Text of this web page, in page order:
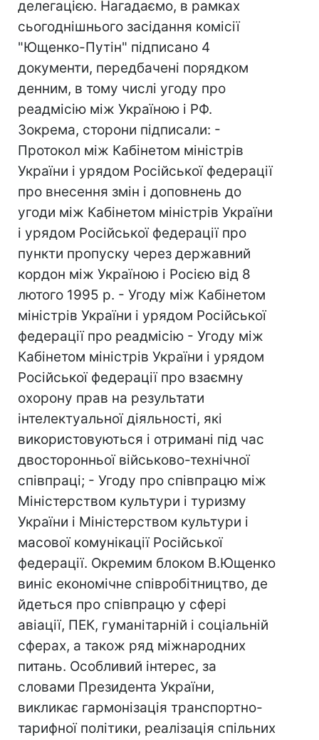
делегацією. Нагадаємо, в рамках
сьогоднішнього засідання комісії
"Ющенко-Путін" підписано 4
документи, передбачені порядком
денним, в тому числі угоду про
реадмісію між Україною і РФ.
Зокрема, сторони підписали: -
Протокол між Кабінетом міністрів
України і урядом Російської федерації
про внесення змін і доповнень до
угоди між Кабінетом міністрів України
і урядом Російської федерації про
пункти пропуску через державний
кордон між Україною і Росією від 8
лютого 1995 р. - Угоду між Кабінетом
міністрів України і урядом Російської
федерації про реадмісію - Угоду між
Кабінетом міністрів України і урядом
Російської федерації про взаємну
охорону прав на результати
інтелектуальної діяльності, які
використовуються і отримані під час
двосторонньої військово-технічної
співпраці; - Угоду про співпрацю між
Міністерством культури і туризму
України і Міністерством культури і
масової комунікації Російської
федерації. Окремим блоком В.Ющенко
виніс економічне співробітництво, де
йдеться про співпрацю у сфері
авіації, ПЕК, гуманітарній і соціальній
сферах, а також ряд міжнародних
питань. Особливий інтерес, за
словами Президента України,
викликає гармонізація транспортно-
тарифної політики, реалізація спільних